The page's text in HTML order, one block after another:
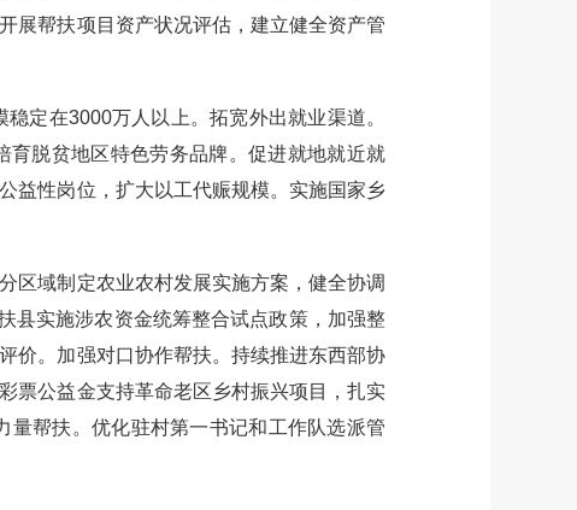
展帮扶项目资产状况评估，建立健全资产管
定在3000万人以上。拓宽外出就业渠道。
育脱贫地区特色劳务品牌。促进就地就近就
益性岗位，扩大以工代赈规模。实施国家乡
域制定农业农村发展实施方案，健全协调
县实施涉农资金统筹整合试点政策，加强整
价。加强对口协作帮扶。持续推进东西部协
票公益金支持革命老区乡村振兴项目，扎实
帮扶。优化驻村第一书记和工作队选派管